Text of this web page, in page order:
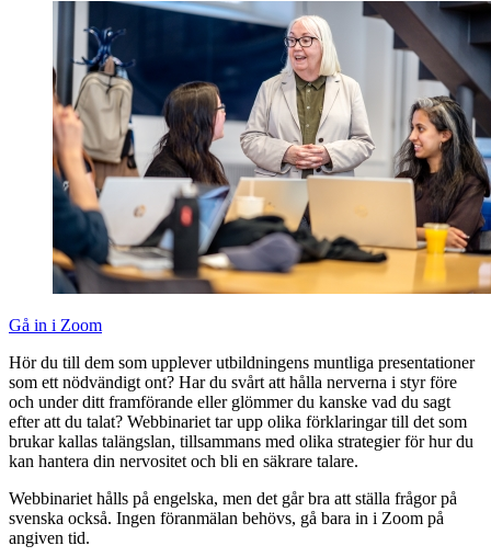
Gå in i Zoom
Hör du till dem som upplever utbildningens muntliga presentationer
som ett nödvändigt ont? Har du svårt att hålla nerverna i styr före
och under ditt framförande eller glömmer du kanske vad du sagt
efter att du talat? Webbinariet tar upp olika förklaringar till det som
brukar kallas talängslan, tillsammans med olika strategier för hur du
kan hantera din nervositet och bli en säkrare talare.
Webbinariet hålls på engelska, men det går bra att ställa frågor på
svenska också. Ingen föranmälan behövs, gå bara in i Zoom på
angiven tid.